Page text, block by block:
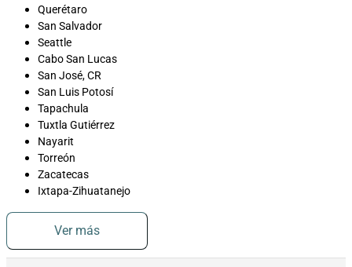
Querétaro
San Salvador
Seattle
Cabo San Lucas
San José, CR
San Luis Potosí
Tapachula
Tuxtla Gutiérrez
Nayarit
Torreón
Zacatecas
Ixtapa-Zihuatanejo
Ver más